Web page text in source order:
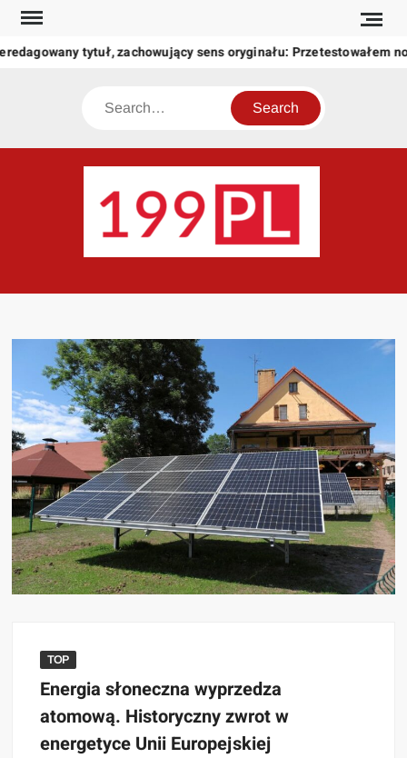
Skip
content
tytuł, zachowujący sens oryginału: Przetestowałem
Search
świat
TOP
Energia słoneczna wyprzedza
atomową. Historyczny zwrot w
energetyce Unii Europejskiej